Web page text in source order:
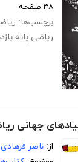
۳۸ صفحه
برچسب‌ها:
ریاضی پایه
جهانی ریاضی از
از: ناصر فرهادی